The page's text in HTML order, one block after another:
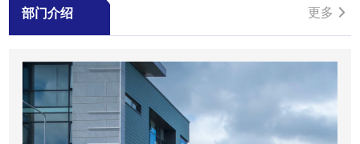
部门介绍 更多